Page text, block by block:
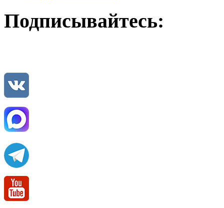
Подписывайтесь: